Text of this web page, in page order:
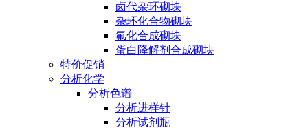
卤代杂环砌块
杂环化合物砌块
氟化合成砌块
蛋白降解剂合成砌块
特价促销
分析化学
分析色谱
分析进样针
分析试剂瓶